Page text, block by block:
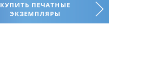
КУПИТЬ ПЕЧАТНЫЕ
ЭКЗЕМПЛЯРЫ